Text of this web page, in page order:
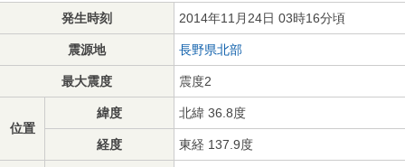
発生時刻 2014年11月24日 03時16分頃
震源地 長野県北部
最大震度 震度2
位置
緯度 北緯 36.8度
経度 東経 137.9度